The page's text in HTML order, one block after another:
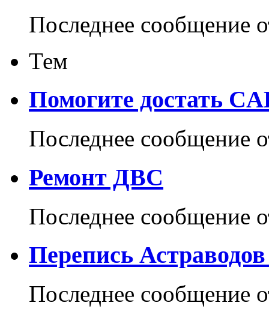
Последнее сообщение
Тем
Помогите достать
Последнее сообщение
Ремонт ДВС
Последнее сообщение
Перепись
Последнее сообщение